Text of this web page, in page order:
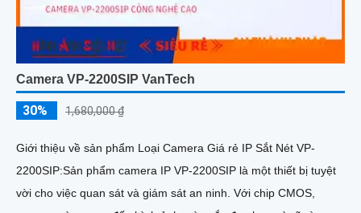
Camera VP-2200SIP VanTech
30% 1,680,000 ₫
Giới thiệu về sản phẩm Loại Camera Giá rẻ IP Sắt Nét VP-
2200SIP:Sản phẩm camera IP VP-2200SIP là một thiết bị tuyệt
vời cho việc quan sát và giám sát an ninh. Với chip CMOS,